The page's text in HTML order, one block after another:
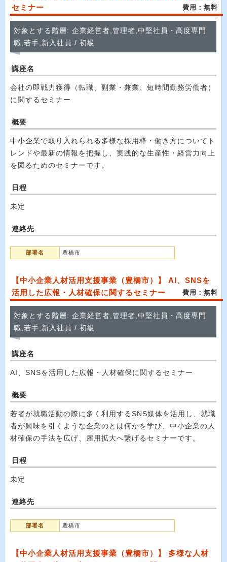
セミナー
費用：無料
対象とする階層: 企業経営者,管理者,中堅社員・高度専門
職,若手,新入社員 / 初級
講座名
会社の即戦力獲得（転職、副業・兼業、短時間勤務労働者）
に関するセミナー
概要
中小企業で取り入れられる多様な採用枠・働き方についてト
レンドや最新の情報を把握し、実践的な生産性・経営力向上
を図るためのセミナーです。
日程
未定
連絡先
部署名 豊橋市
【中小企業人材活用支援事業（豊橋市）】 AI、SNSを
活用した広報・人材確保に関するセミナー
費用：無料
対象とする階層: 企業経営者,管理者,中堅社員・高度専門
職,若手,新入社員 / 初級
講座名
AI、SNSを活用した広報・人材確保に関するセミナー
概要
若者が就職活動の際に多く利用するSNS媒体を活用し、就職
者が興味を引くような企業のとは何かを学び、中小企業の人
材確保の手法を広げ、雇用拡大へ繋げるセミナーです。
日程
未定
連絡先
部署名 豊橋市
【中小企業人材活用支援事業（豊橋市）】 多様な人材